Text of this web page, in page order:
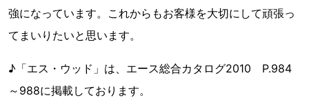
強になっています。これからもお客様を大切にして頑張っ
てまいりたいと思います。
♪「エス・ウッド」は、エース総合カタログ2010 P.984
～988に掲載しております。